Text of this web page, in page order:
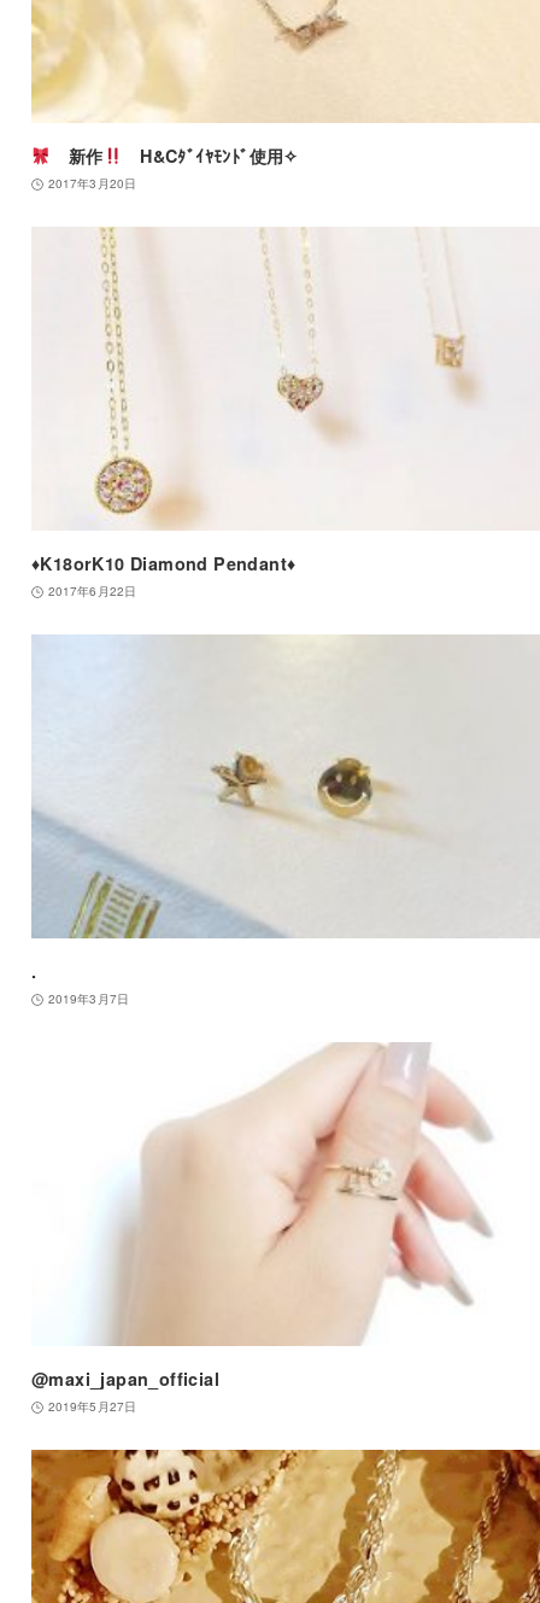
新作 H&Cﾀﾞｲﾔﾓﾝﾄﾞ使用✧
2017年3月20日
♦️K18orK10 Diamond Pendant♦️
2017年6月22日
.
2019年3月7日
@maxi_japan_official
2019年5月27日